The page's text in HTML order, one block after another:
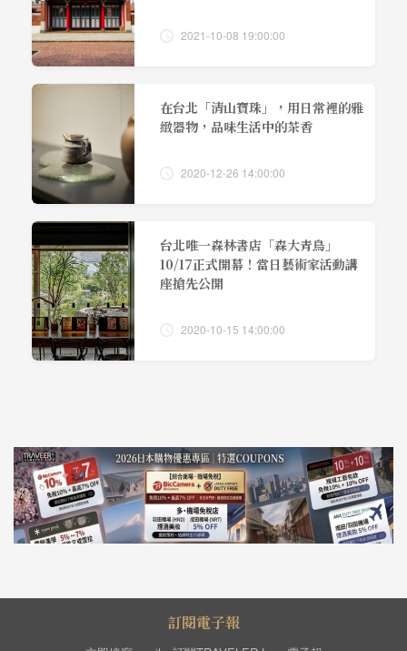
2021-10-08 19:00:00
在台北「清山寶珠」，用日常裡的雅
緻器物，品味生活中的茶香
2020-12-26 14:00:00
台北唯一森林書店「森大青鳥」
10/17正式開幕！當日藝術家活動講
座搶先公開
2020-10-15 14:00:00
訂閱電子報